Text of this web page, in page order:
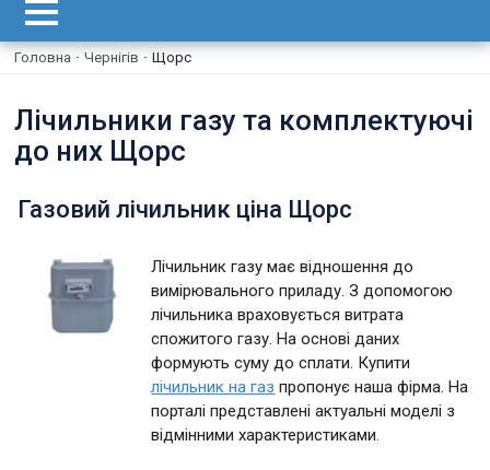
Головна · Чернігів · Щорс
Лічильники газу та комплектуючі
до них Щорс
Газовий лічильник ціна Щорс
Лічильник газу має відношення до
вимірювального приладу. З допомогою
лічильника враховується витрата
спожитого газу. На основі даних
формують суму до сплати. Купити
лічильник на газ пропонує наша фірма. На
порталі представлені актуальні моделі з
відмінними характеристиками.